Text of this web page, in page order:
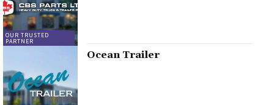
OUR TRUSTED
PARTNER
Ocean Trailer